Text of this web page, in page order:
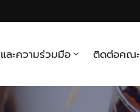
ละความร่วมมือ ติดต่อคณะ